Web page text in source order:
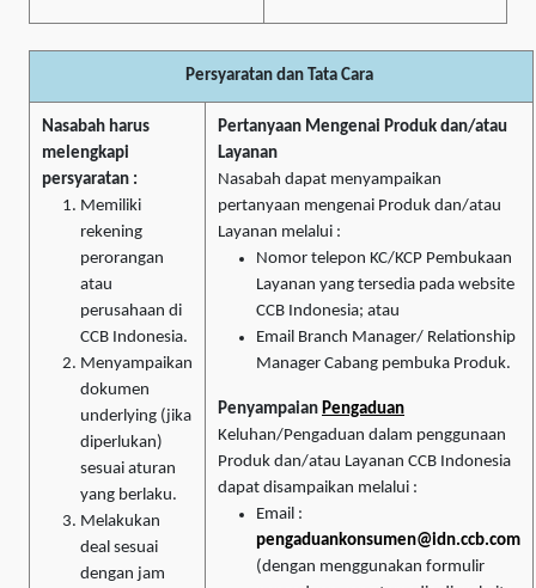
Persyaratan dan Tata Cara
Nasabah harus
melengkapi
persyaratan :
Memiliki
rekening
perorangan
atau
perusahaan di
CCB Indonesia.
Menyampaikan
dokumen
underlying (jika
diperlukan)
sesuai aturan
yang berlaku.
Melakukan
deal sesuai
dengan jam
Pertanyaan Mengenai Produk dan/atau
Layanan
Nasabah dapat menyampaikan
pertanyaan mengenai Produk dan/atau
Layanan melalui :
Nomor telepon KC/KCP Pembukaan
Layanan yang tersedia pada website
CCB Indonesia; atau
Email Branch Manager/ Relationship
Manager Cabang pembuka Produk.
Penyampaian Pengaduan
Keluhan/Pengaduan dalam penggunaan
Produk dan/atau Layanan CCB Indonesia
dapat disampaikan melalui :
Email :
pengaduankonsumen@idn.ccb.com
(dengan menggunakan formulir